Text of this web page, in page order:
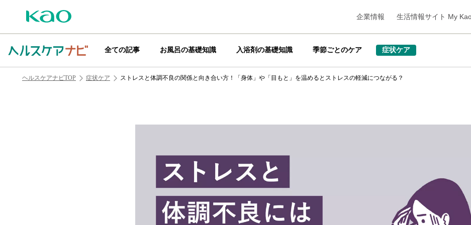
企業情報 生活情報サイト My
全ての記事 お風呂の基礎知識 入浴剤の基礎知識 季節ごとのケア 症状ケア
ヘルスケアナビTOP 症状ケア ストレスと体調不良の関係と向き合い方！「身体」や「目もと」を温めるとストレスの軽減につながる？